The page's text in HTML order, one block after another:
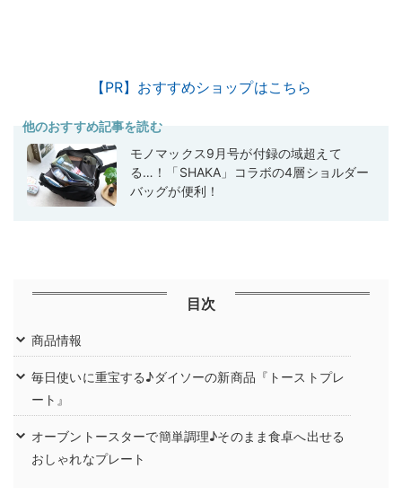
【PR】おすすめショップはこちら
他のおすすめ記事を読む
モノマックス9月号が付録の域超えて
る…！「SHAKA」コラボの4層ショルダー
バッグが便利！
目次
商品情報
毎日使いに重宝する♪ダイソーの新商品『トーストプレ
ート』
オーブントースターで簡単調理♪そのまま食卓へ出せる
おしゃれなプレート